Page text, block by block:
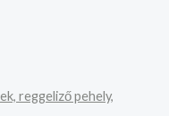
reggeliző pehely,